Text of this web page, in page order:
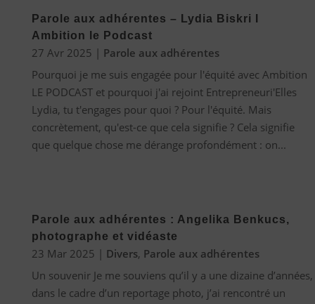
Parole aux adhérentes – Lydia Biskri I
Ambition le Podcast
27 Avr 2025 | Parole aux adhérentes
Pourquoi je me suis engagée pour l'équité avec Ambition
LE PODCAST et pourquoi j'ai rejoint Entrepreneuri'Elles
Lydia, tu t'engages pour quoi ? Pour l'équité. Mais
concrètement, qu'est-ce que cela signifie ? Cela signifie
que quelque chose me dérange profondément : on...
Parole aux adhérentes : Angelika Benkucs,
photographe et vidéaste
23 Mar 2025 | Divers, Parole aux adhérentes
Un souvenir Je me souviens qu’il y a une dizaine d’années,
dans le cadre d’un reportage photo, j’ai rencontré un